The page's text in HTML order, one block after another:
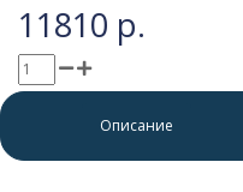
11810 р.
Описание